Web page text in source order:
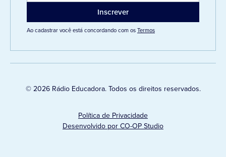
Ao cadastrar você está concordando com osTermos
© 2026 Rádio Educadora. Todos os direitos reservados.
Política de Privacidade
Desenvolvido por CO-OP Studio